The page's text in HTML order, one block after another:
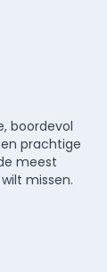
boordevol
prachtige
meest
missen.